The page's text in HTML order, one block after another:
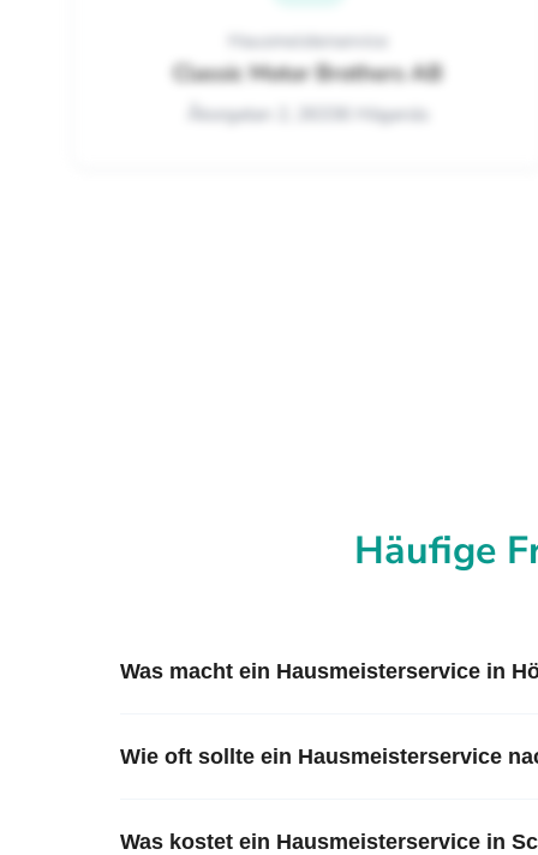
Hausmeisterservice
Classic Motor Brothers AB
Åkergatan 2, 26336 Höganäs
Häufige
Was macht ein Hausmeisterservice in
Wie oft sollte ein Hausmeisterservice
Was kostet ein Hausmeisterservice in